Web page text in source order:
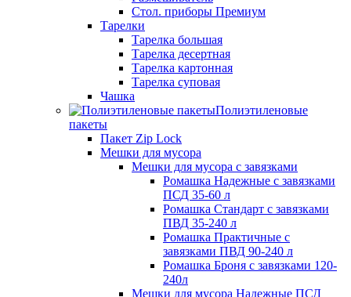
Стол. приборы Премиум
Тарелки
Тарелка большая
Тарелка десертная
Тарелка картонная
Тарелка суповая
Чашка
Полиэтиленовые
пакеты
Пакет Zip Lock
Мешки для мусора
Мешки для мусора с завязками
Ромашка Надежные с завязками
ПСД 35-60 л
Ромашка Стандарт с завязками
ПВД 35-240 л
Ромашка Практичные с
завязками ПВД 90-240 л
Ромашка Броня с завязками 120-
240л
Мешки для мусора Надежные ПСД